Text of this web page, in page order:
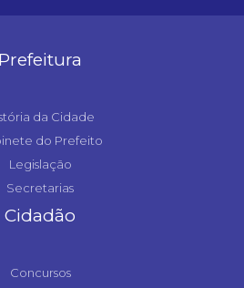
Prefeitura
da Cidade
do Prefeito
Legislação
Secretarias
Cidadão
Concursos